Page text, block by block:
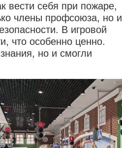
вести себя при пожаре,
члены профсоюза, но и
В игровой
что особенно ценно.
но и смогли